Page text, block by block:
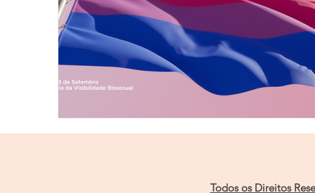
Todos os Direitos